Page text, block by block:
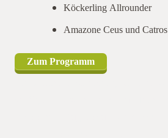
Köckerling Allrounder
Amazone Ceus und Catros
Zum Programm